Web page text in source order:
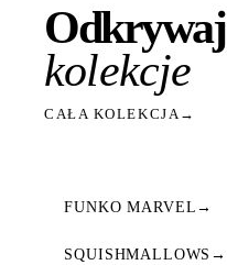
Odkrywaj
kolekcje
CAŁA KOLEKCJA →
FUNKO MARVEL →
SQUISHMALLOWS →